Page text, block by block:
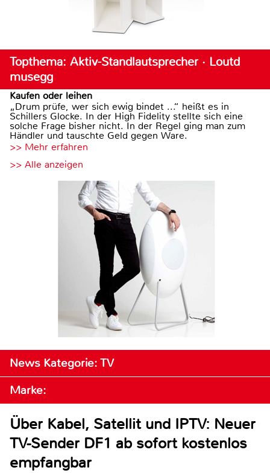
Topthema: Aktiv-Standlautsprecher · Loutd
musegg
Kaufen oder leihen
„Drum prüfe, wer sich ewig bindet ...“ heißt es in
Schillers Glocke. In der High Fidelity stellte sich eine
solche Frage bisher nicht. In der Regel ging man zum
Händler und tauschte Geld gegen Ware.
>> Mehr erfahren
>> Alle anzeigen
News Kategorie: TV
Marke:
Über Kabel, Satellit und IPTV: Neuer
TV-Sender DF1 ab sofort kostenlos
empfangbar